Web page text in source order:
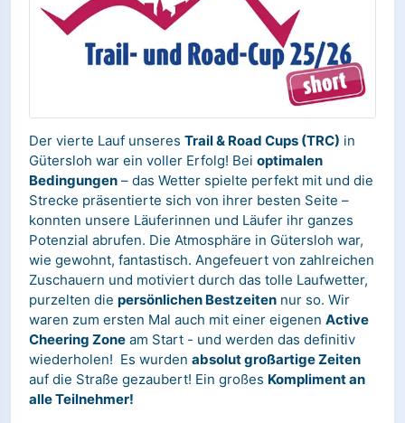
Der vierte Lauf unseres Trail & Road Cups (TRC) in
Gütersloh war ein voller Erfolg! Bei optimalen
Bedingungen – das Wetter spielte perfekt mit und die
Strecke präsentierte sich von ihrer besten Seite –
konnten unsere Läuferinnen und Läufer ihr ganzes
Potenzial abrufen. Die Atmosphäre in Gütersloh war,
wie gewohnt, fantastisch. Angefeuert von zahlreichen
Zuschauern und motiviert durch das tolle Laufwetter,
purzelten die persönlichen Bestzeiten nur so. Wir
waren zum ersten Mal auch mit einer eigenen Active
Cheering Zone am Start - und werden das definitiv
wiederholen! Es wurden absolut großartige Zeiten
auf die Straße gezaubert! Ein großes Kompliment an
alle Teilnehmer!